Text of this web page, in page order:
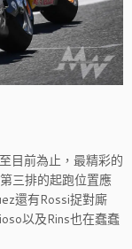
目前為止，最精彩的
三排的起跑位置應
還有Rossi捉對廝
以及Rins也在蠢蠢